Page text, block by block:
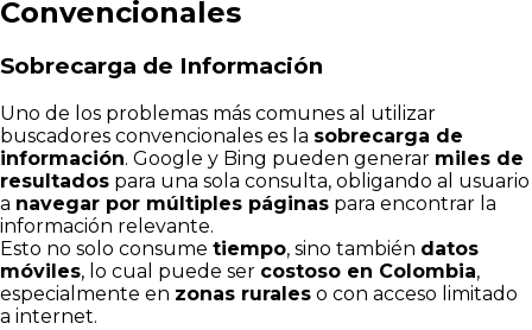
Convencionales
Sobrecarga de Información
Uno de los problemas más comunes al utilizar
buscadores convencionales es la sobrecarga de
información. Google y Bing pueden generar miles de
resultados para una sola consulta, obligando al usuario
a navegar por múltiples páginas para encontrar la
información relevante.
Esto no solo consume tiempo, sino también datos
móviles, lo cual puede ser costoso en Colombia,
especialmente en zonas rurales o con acceso limitado
a internet.